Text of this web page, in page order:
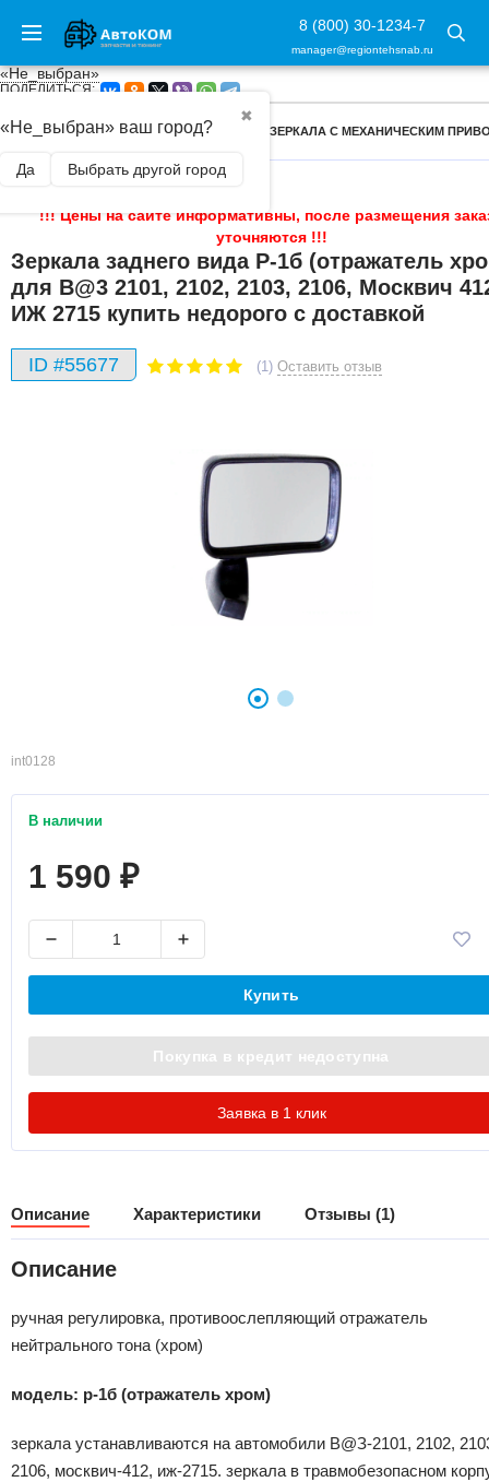
8 (800) 30-1234-7
manager@regiontehsnab.ru
«Не_выбран»
✖
«Не_выбран» ваш город?
Да Выбрать другой город
ПОДЕЛИТЬСЯ:
ГЛАВНАЯ / ЗАПЧАСТИ / ЗЕРКАЛА ЗЕРКАЛА С МЕХАНИЧЕСКИМ
!!! Цены на сайте информативны, после размещения
уточняются !!!
Зеркала заднего вида Р-1б (отражатель
для B@3 2101, 2102, 2103, 2106, Москвич
ИЖ 2715 купить недорого с доставкой
ID #55677 (1) Оставить отзыв
int0128
В наличии
1 590 ₽
Купить
Покупка в кредит недоступна
Заявка в 1 клик
Описание Характеристики Отзывы (1)
Описание
ручная регулировка, противоослепляющий отражатель
нейтрального тона (хром)
модель: р-1б (отражатель хром)
зеркала устанавливаются на автомобили В@З-2101, 2102,
2106, москвич-412, иж-2715. зеркала в травмобезопасном